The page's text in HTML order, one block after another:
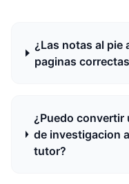
¿Las notas al pie
paginas
¿Puedo convertir
de investigacion
tutor?